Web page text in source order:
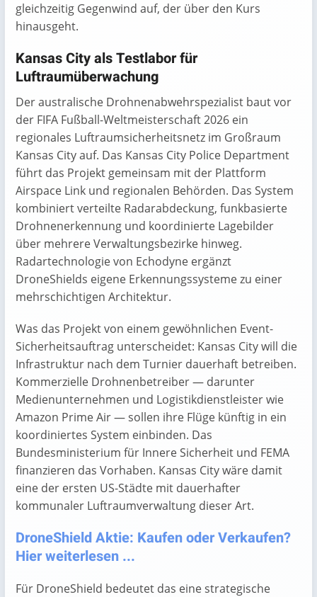
gleichzeitig Gegenwind auf, der über den Kurs
hinausgeht.
Kansas City als Testlabor für
Luftraumüberwachung
Der australische Drohnenabwehrspezialist baut vor
der FIFA Fußball-Weltmeisterschaft 2026 ein
regionales Luftraumsicherheitsnetz im Großraum
Kansas City auf. Das Kansas City Police Department
führt das Projekt gemeinsam mit der Plattform
Airspace Link und regionalen Behörden. Das System
kombiniert verteilte Radarabdeckung, funkbasierte
Drohnenerkennung und koordinierte Lagebilder
über mehrere Verwaltungsbezirke hinweg.
Radartechnologie von Echodyne ergänzt
DroneShields eigene Erkennungssysteme zu einer
mehrschichtigen Architektur.
Was das Projekt von einem gewöhnlichen Event-
Sicherheitsauftrag unterscheidet: Kansas City will die
Infrastruktur nach dem Turnier dauerhaft betreiben.
Kommerzielle Drohnenbetreiber — darunter
Medienunternehmen und Logistikdienstleister wie
Amazon Prime Air — sollen ihre Flüge künftig in ein
koordiniertes System einbinden. Das
Bundesministerium für Innere Sicherheit und FEMA
finanzieren das Vorhaben. Kansas City wäre damit
eine der ersten US-Städte mit dauerhafter
kommunaler Luftraumverwaltung dieser Art.
DroneShield Aktie: Kaufen oder Verkaufen?
Hier weiterlesen ...
Für DroneShield bedeutet das eine strategische